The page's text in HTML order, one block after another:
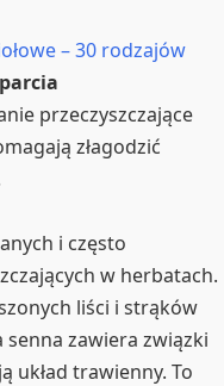
– 30 rodzajów
przeczyszczające
złagodzić
i często
w herbatach.
liści i strąków
senna zawiera związki
układ trawienny. To